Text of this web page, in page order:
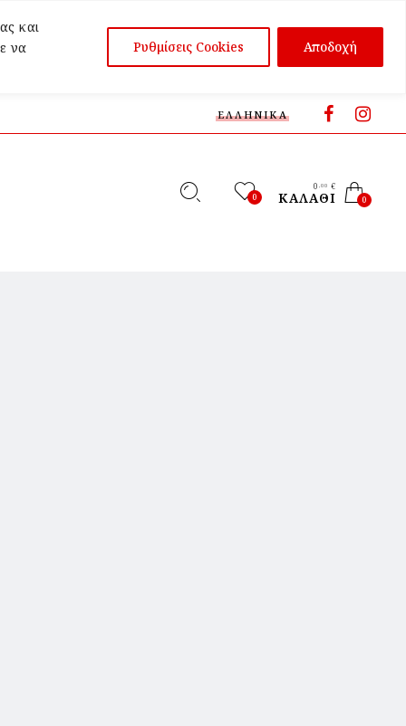
και
να
Ρυθμίσεις Cookies Αποδοχή
ΕΛΛΗΝΙΚΆ
0
0 ,00 €
ΚΑΛΆΘΙ 0